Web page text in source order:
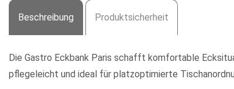
Beschreibung Produktsicherheit
Die Gastro Eckbank Paris schafft komfortable
pflegeleicht und ideal für platzoptimierte